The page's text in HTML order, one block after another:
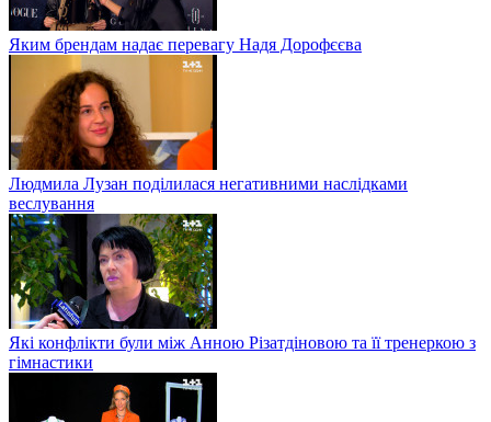
Яким брендам надає перевагу Надя Дорофєєва
Людмила Лузан поділилася негативними наслідками
веслування
Які конфлікти були між Анною Різатдіновою та її тренеркою з
гімнастики